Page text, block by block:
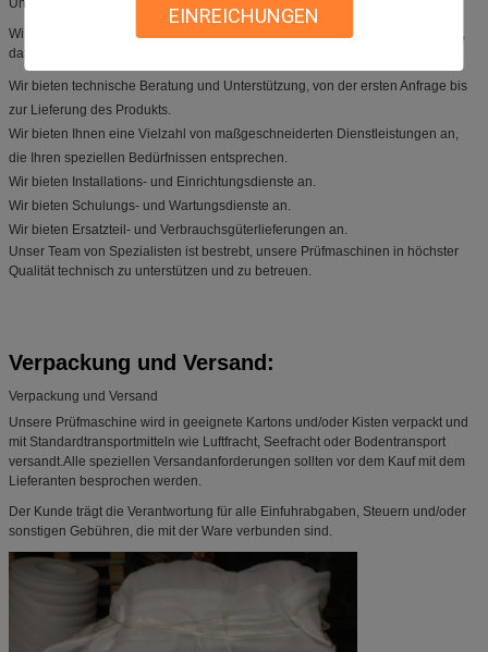
EINREICHUNGEN
Unterstützung und Dienstleistungen zu bieten.
Wir bieten Ihnen ein umfassendes Leistungsspektrum an, um sicherzustellen,
dass Ihr Produkt strengen Prüfungen und Qualitätskontrolle unterzogen wird.
Wir bieten technische Beratung und Unterstützung, von der ersten Anfrage bis
zur Lieferung des Produkts.
Wir bieten Ihnen eine Vielzahl von maßgeschneiderten Dienstleistungen an,
die Ihren speziellen Bedürfnissen entsprechen.
Wir bieten Installations- und Einrichtungsdienste an.
Wir bieten Schulungs- und Wartungsdienste an.
Wir bieten Ersatzteil- und Verbrauchsgüterlieferungen an.
Unser Team von Spezialisten ist bestrebt, unsere Prüfmaschinen in höchster
Qualität technisch zu unterstützen und zu betreuen.
Verpackung und Versand:
Verpackung und Versand
Unsere Prüfmaschine wird in geeignete Kartons und/oder Kisten verpackt und
mit Standardtransportmitteln wie Luftfracht, Seefracht oder Bodentransport
versandt.Alle speziellen Versandanforderungen sollten vor dem Kauf mit dem
Lieferanten besprochen werden.
Der Kunde trägt die Verantwortung für alle Einfuhrabgaben, Steuern und/oder
sonstigen Gebühren, die mit der Ware verbunden sind.